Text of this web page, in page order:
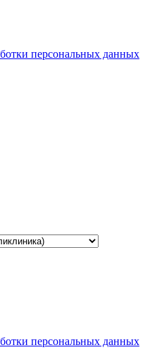
персональных данных
персональных данных